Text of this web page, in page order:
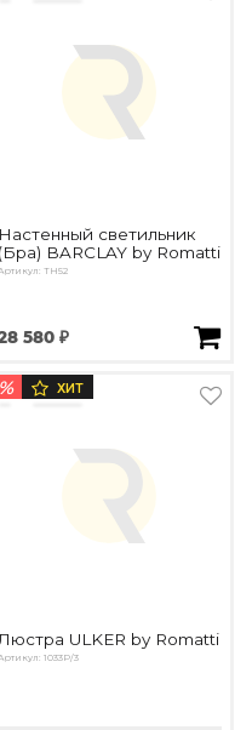
Настенный светильник
(Бра) BARCLAY by Romatti
TH52
580 ₽
% ХИТ
Люстра ULKER by Romatti
Артикул: 1033P/3